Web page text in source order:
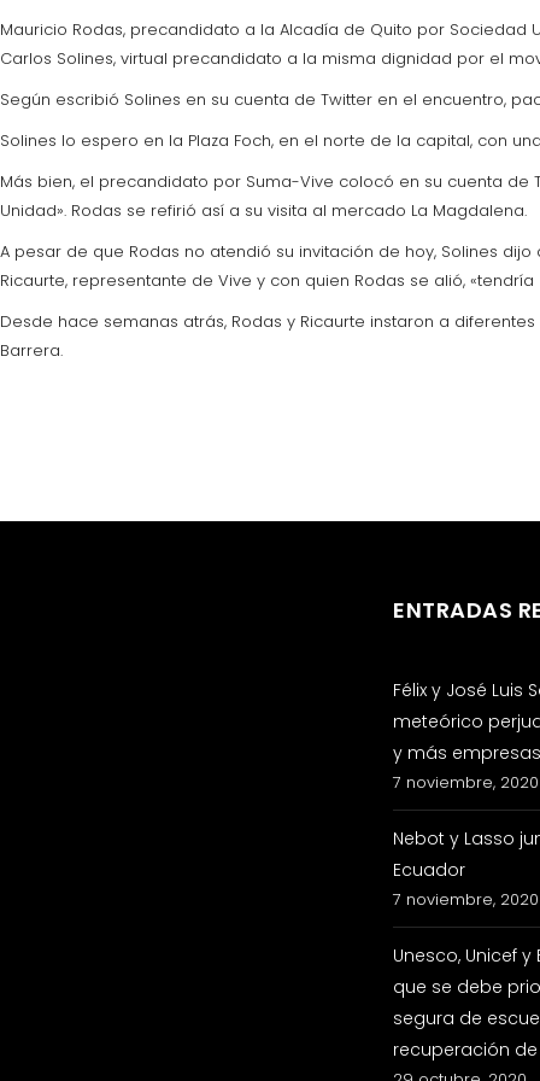
Mauricio Rodas, precandidato a la Alcadía de Quito por Sociedad
Carlos Solines, virtual precandidato a la misma dignidad por el
Según escribió Solines en su cuenta de Twitter en el encuentro,
Solines lo espero en la Plaza Foch, en el norte de la capital, con
Más bien, el precandidato por Suma-Vive colocó en su cuenta
Unidad». Rodas se refirió así a su visita al mercado La Magdalena.
A pesar de que Rodas no atendió su invitación de hoy, Solines
Ricaurte, representante de Vive y con quien Rodas se alió,
Desde hace semanas atrás, Rodas y Ricaurte instaron a
Barrera.
ENTRADAS
Félix y José Luis
meteórico
y más
7 noviembre, 2020
Nebot y Lasso
Ecuador
7 noviembre, 2020
Unesco, Unicef
que se debe
segura de
recuperación